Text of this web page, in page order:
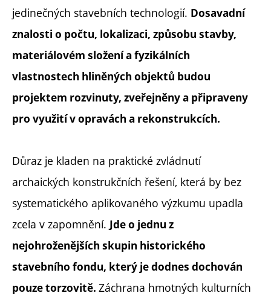
jedinečných stavebních technologií. Dosavadní
znalosti o počtu, lokalizaci, způsobu stavby,
materiálovém složení a fyzikálních
vlastnostech hliněných objektů budou
projektem rozvinuty, zveřejněny a připraveny
pro využití v opravách a rekonstrukcích.
Důraz je kladen na praktické zvládnutí
archaických konstrukčních řešení, která by bez
systematického aplikovaného výzkumu upadla
zcela v zapomnění. Jde o jednu z
nejohroženějších skupin historického
stavebního fondu, který je dodnes dochován
pouze torzovitě. Záchrana hmotných kulturních